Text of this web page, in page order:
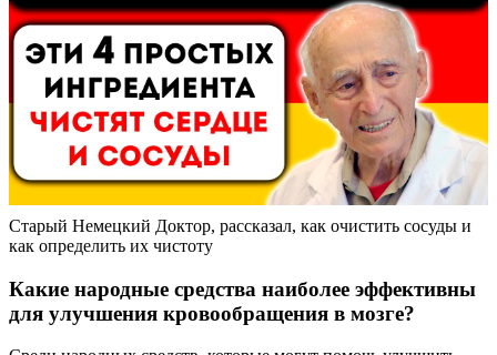
Старый Немецкий Доктор, рассказал, как очистить сосуды и
как определить их чистоту
Какие народные средства наиболее эффективны
для улучшения кровообращения в мозге?